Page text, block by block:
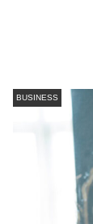
BUSINESS